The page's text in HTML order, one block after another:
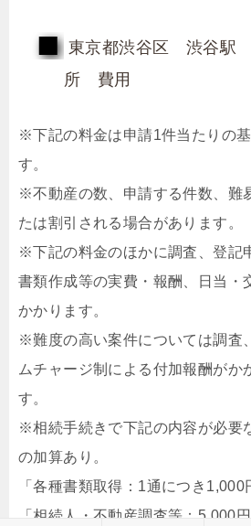
東京都渋谷区 渋谷
所 費用
※下記の料金は申請1件当たりの
す。
※不動産の数、申請する件数、難
たは割引される場合があります。
※下記の料金のほかに調査、登記
書類作成等の実費・報酬、日当・
かかります。
※難度の高い案件については調査
ムチャージ制による付加報酬がか
す。
※相続手続きで下記の内容が必要
の加算あり。
「各種書類取得：1通につき1,000
「相続人・不動産調査等：5,000